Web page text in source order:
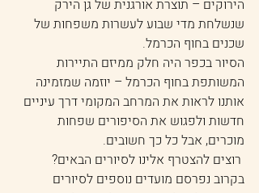
הירוקים – תוצרת אורגנית של גן הירק
שנשלחת מדי שבוע לעשרות משפחות של
שכנים בחוף הכרמל.
הסיור בכפר היה חלק ממיזם התיירות
המשותפת בחוף הכרמל – יוזמה שמזמינה
אותנו לראות את המרחב המקומי דרך עיניים
חדשות ולפגוש את הסיפורים שפחות
מוכרים, אבל כל כך חשובים.
רוצים להצטרף אלינו לסיורים הבאים?
בקרוב נפרסם מועדים נוספים לסיורים